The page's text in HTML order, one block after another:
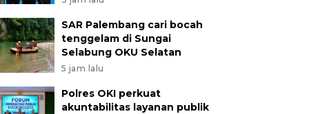
SAR Palembang cari bocah
tenggelam di Sungai
Selabung OKU Selatan
5 jam lalu
Polres OKI perkuat
akuntabilitas layanan publik